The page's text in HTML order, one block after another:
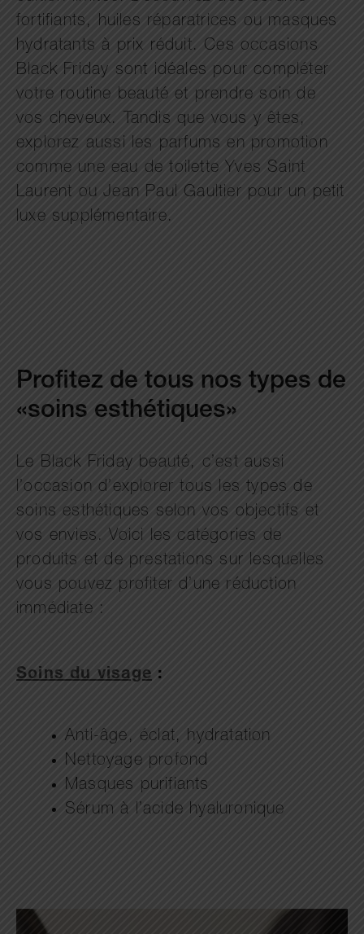
fortifiants, huiles réparatrices ou masques
hydratants à prix réduit. Ces occasions
Black Friday sont idéales pour compléter
votre routine beauté et prendre soin de
vos cheveux. Tandis que vous y êtes,
explorez aussi les parfums en promotion
comme une eau de toilette Yves Saint
Laurent ou Jean Paul Gaultier pour un petit
luxe supplémentaire.
Profitez de tous nos types de
«soins esthétiques»
Le Black Friday beauté, c’est aussi
l’occasion d’explorer tous les types de
soins esthétiques selon vos objectifs et
vos envies. Voici les catégories de
produits et de prestations sur lesquelles
vous pouvez profiter d’une réduction
immédiate :
Soins du visage :
Anti-âge, éclat, hydratation
Nettoyage profond
Masques purifiants
Sérum à l’acide hyaluronique